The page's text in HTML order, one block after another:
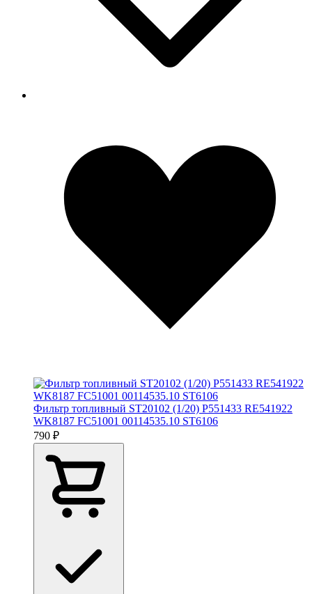
Фильтр топливный ST20102 (1/20) P551433 RE541922
WK8187 FC51001 00114535.10 ST6106
790 ₽